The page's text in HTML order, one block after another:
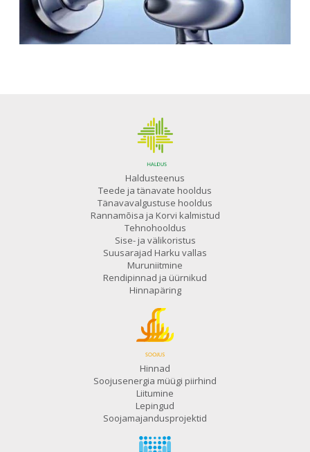
Haldusteenus
Teede ja tänavate hooldus
Tänavavalgustuse hooldus
Rannamõisa ja Korvi kalmistud
Tehnohooldus
Sise- ja välikoristus
Suusarajad Harku vallas
Muruniitmine
Rendipinnad ja üürnikud
Hinnapäring
Hinnad
Soojusenergia müügi piirhind
Liitumine
Lepingud
Soojamajandusprojektid